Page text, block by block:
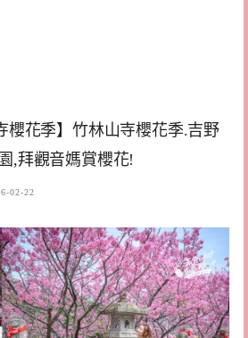
櫻花季】竹林山寺櫻花季.吉野
,拜觀音媽賞櫻花!
02-22